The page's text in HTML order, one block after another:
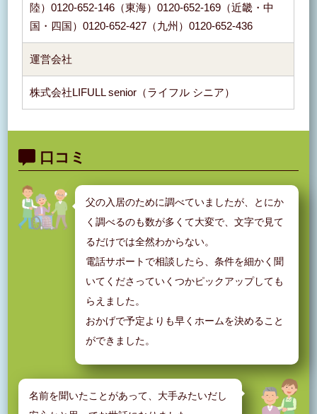
陸）0120-652-146（東海）0120-652-169（近畿・中
国・四国）0120-652-427（九州）0120-652-436
運営会社
株式会社LIFULL senior（ライフル シニア）
口コミ
父の入居のために調べていましたが、とにか
く調べるのも数が多くて大変で、文字で見て
るだけでは全然わからない。
電話サポートで相談したら、条件を細かく聞
いてくださっていくつかピックアップしても
らえました。
おかげで予定よりも早くホームを決めること
ができました。
名前を聞いたことがあって、大手みたいだし